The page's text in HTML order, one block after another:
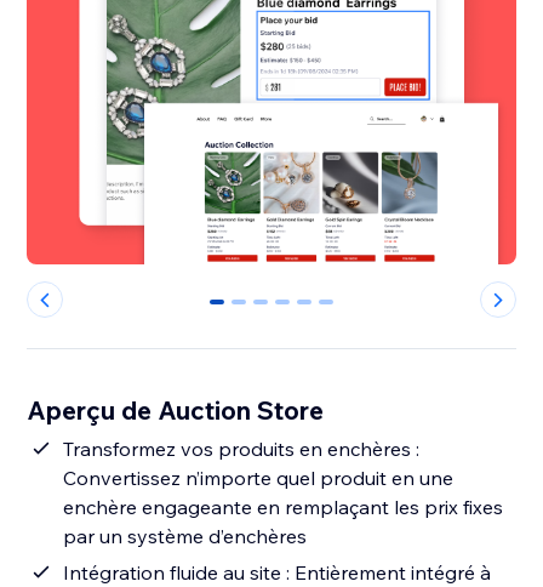
0 1 2 3 4 5
Aperçu de Auction Store
Transformez vos produits en enchères :
Convertissez n’importe quel produit en une
enchère engageante en remplaçant les prix fixes
par un système d’enchères
Intégration fluide au site : Entièrement intégré à